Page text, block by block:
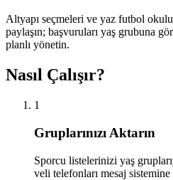
Altyapı seçmeleri ve yaz futbol
paylaşın; başvuruları yaş grubuna
planlı yönetin.
Nasıl Çalışır?
1
Gruplarınızı Aktarın
Sporcu listelerinizi yaş
veli telefonları mesaj